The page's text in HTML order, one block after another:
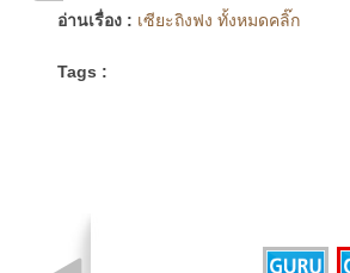
อ่านเรื่อง : เซียะถิงฟง ทั้งหมดคลิ๊ก
Tags :